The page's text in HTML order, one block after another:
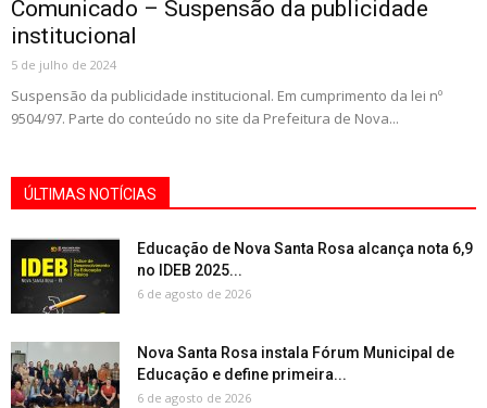
Comunicado – Suspensão da publicidade
institucional
5 de julho de 2024
Suspensão da publicidade institucional. Em cumprimento da lei nº
9504/97. Parte do conteúdo no site da Prefeitura de Nova...
ÚLTIMAS NOTÍCIAS
Educação de Nova Santa Rosa alcança nota 6,9
no IDEB 2025...
6 de agosto de 2026
Nova Santa Rosa instala Fórum Municipal de
Educação e define primeira...
6 de agosto de 2026